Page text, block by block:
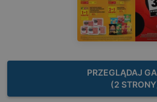
PRZEGLĄDAJ
(2